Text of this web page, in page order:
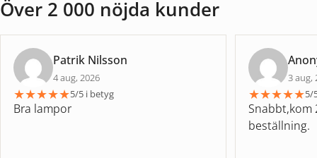
Över 2 000 nöjda kunder
Patrik Nilsson
4 aug, 2026
★★★★★5/5 i betyg
Bra lampor
3 aug,
★★★★★5/
Snabbt,kom
beställning.